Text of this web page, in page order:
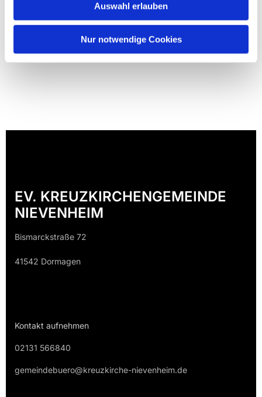
Auswahl erlauben
Nur notwendige Cookies
EV. KREUZKIRCHENGEMEINDE
NIEVENHEIM
Bismarckstraße 72
41542 Dormagen
Kontakt aufnehmen
02131 566840
gemeindebuero@kreuzkirche-nievenheim.de